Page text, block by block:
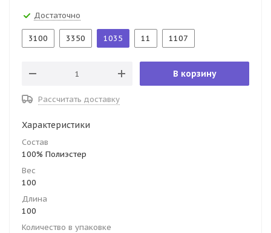
Достаточно
3100 3350 1035 11 1107
В корзину
Рассчитать доставку
Характеристики
Состав
100% Полиэстер
Вес
100
Длина
100
Количество в упаковке